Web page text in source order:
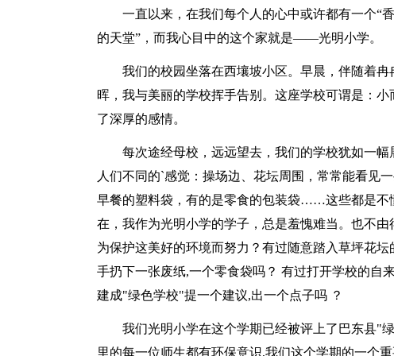
一直以来，在我们每个人的心中或许都有一个“香
的天堂”，而我心目中的这个家就是——光明小学。
我们的校园坐落在西壤坡小区。早晨，伴随着冉
晖，我与美丽的学校挥手告别。这座学校可谓是：
了深厚的感情。
每次途经母校，远远望去，我们的学校犹如一幅
人们不同的`感觉：操场边、花坛周围，常常能看见
早餐的塑料袋，有的是零食的包装袋……这些都是不
在，我作为光明小学的学子，总是羞愧难当。也不
为保护这美好的环境而努力？有过随意踏入草坪花
手扔下一张废纸,一个零食袋吗？ 有过打开学校的自
建成"绿色学校"提一个建议,出一个点子吗 ？
我们光明小学在这个学期已经被评上了巴东县"
里的每一位师生都有环保意识,我们这个学期的一个